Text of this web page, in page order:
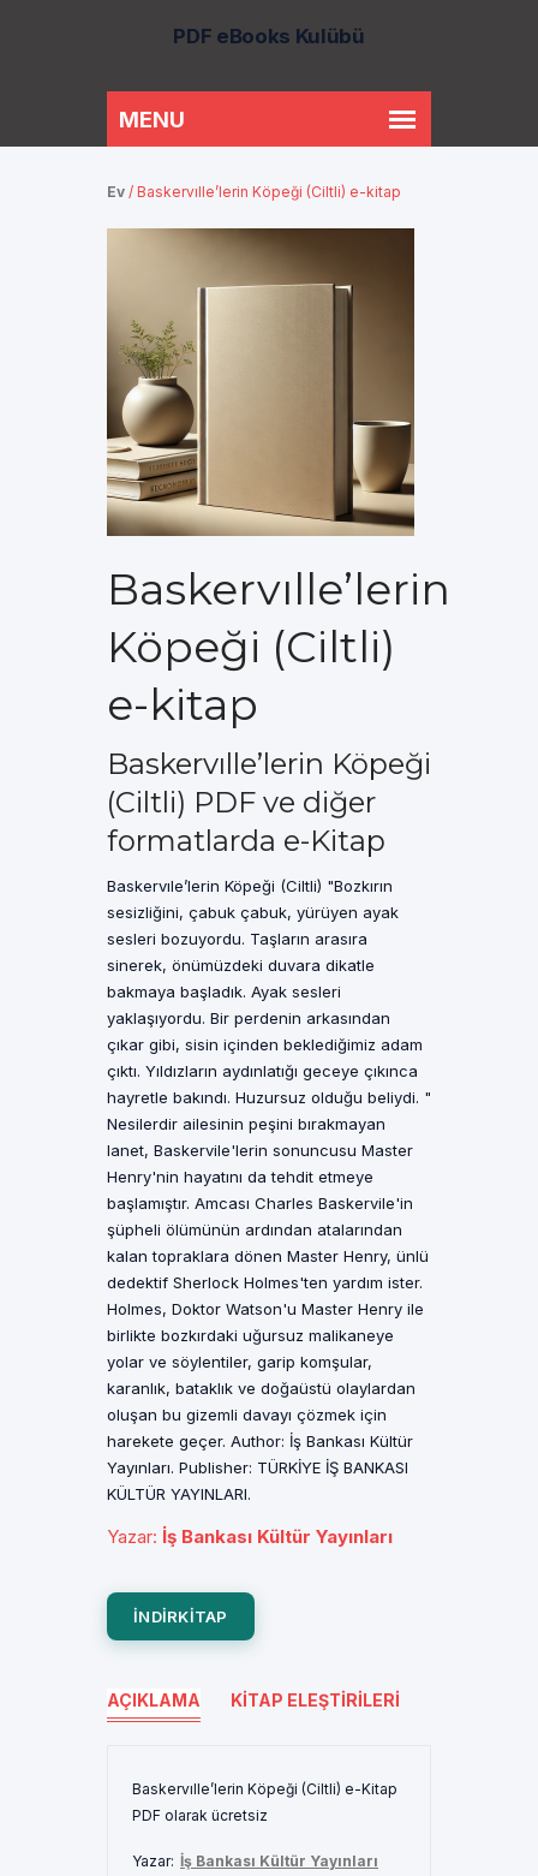
PDF eBooks Kulübü
Ev / Baskervılle’lerin Köpeği (Ciltli) e-kitap
Baskervılle’lerin
Köpeği (Ciltli)
e-kitap
Baskervılle’lerin Köpeği
(Ciltli) PDF ve diğer
formatlarda e-Kitap
Baskervıle’lerin Köpeği (Ciltli) "Bozkırın
sesizliğini, çabuk çabuk, yürüyen ayak
sesleri bozuyordu. Taşların arasıra
sinerek, önümüzdeki duvara dikatle
bakmaya başladık. Ayak sesleri
yaklaşıyordu. Bir perdenin arkasından
çıkar gibi, sisin içinden beklediğimiz adam
çıktı. Yıldızların aydınlatığı geceye çıkınca
hayretle bakındı. Huzursuz olduğu beliydi. "
Nesilerdir ailesinin peşini bırakmayan
lanet, Baskervile'lerin sonuncusu Master
Henry'nin hayatını da tehdit etmeye
başlamıştır. Amcası Charles Baskervile'in
şüpheli ölümünün ardından atalarından
kalan topraklara dönen Master Henry, ünlü
dedektif Sherlock Holmes'ten yardım ister.
Holmes, Doktor Watson'u Master Henry ile
birlikte bozkırdaki uğursuz malikaneye
yolar ve söylentiler, garip komşular,
karanlık, bataklık ve doğaüstü olaylardan
oluşan bu gizemli davayı çözmek için
harekete geçer. Author: İş Bankası Kültür
Yayınları. Publisher: TÜRKİYE İŞ BANKASI
KÜLTÜR YAYINLARI.
Yazar: İş Bankası Kültür Yayınları
INDIRKITAP
AÇIKLAMA KITAP ELEŞTIRILERI
Baskervılle’lerin Köpeği (Ciltli) e-Kitap
PDF olarak ücretsiz
Yazar: İş Bankası Kültür Yayınları